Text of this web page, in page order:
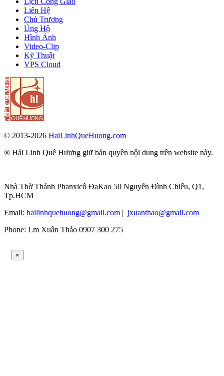
Liên Hệ
Chủ Trương
Ủng Hộ
Hình Ảnh
Video-Clip
Kỹ Thuật
VPS Cloud
© 2013-2026 HaiLinhQueHuong.com
® Hải Linh Quê Hương giữ bản quyền nội dung trên website này.
Nhà Thờ Thánh Phanxicô ĐaKao 50 Nguyễn Đình Chiểu, Q1,
Tp.HCM
Email: hailinhquehuong@gmail.com | jxuanthao@gmail.com
Phone: Lm Xuân Thảo 0907 300 275
×